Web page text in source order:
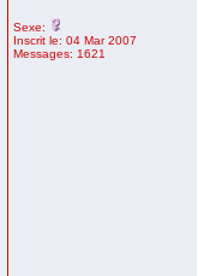
Sexe:
Inscrit le: 04 Mar 2007
Messages: 1621